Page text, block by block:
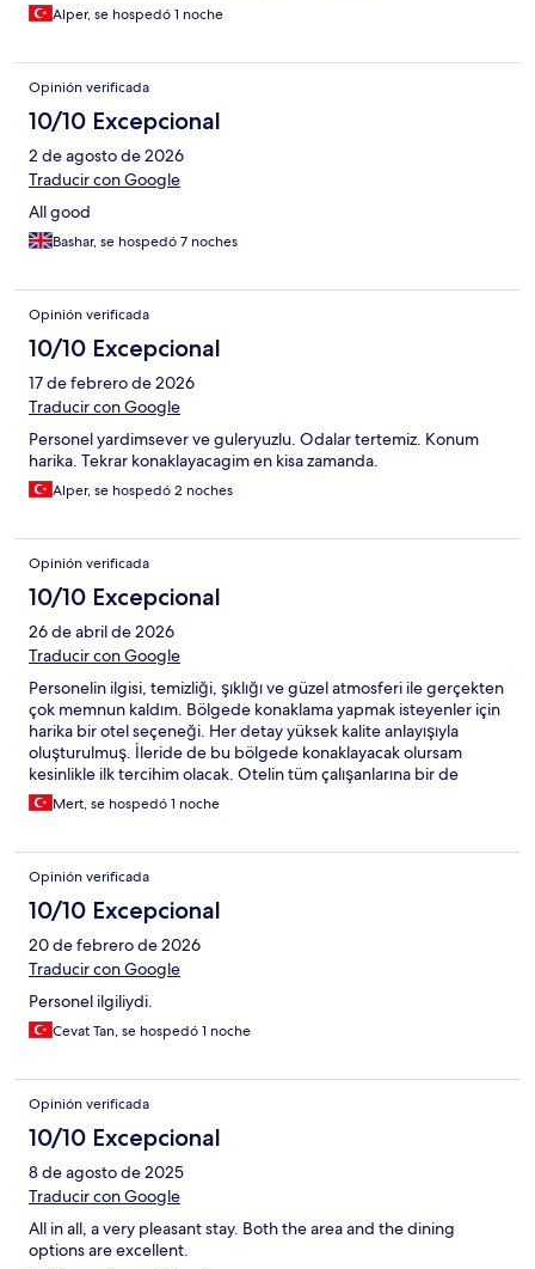
Alper, se hospedó 1 noche
Opinión verificada
10/10 Excepcional
2 de agosto de 2026
Traducir con Google
All good
Bashar, se hospedó 7 noches
Opinión verificada
10/10 Excepcional
17 de febrero de 2026
Traducir con Google
Personel yardimsever ve guleryuzlu. Odalar tertemiz. Konum
harika. Tekrar konaklayacagim en kisa zamanda.
Alper, se hospedó 2 noches
Opinión verificada
10/10 Excepcional
26 de abril de 2026
Traducir con Google
Personelin ilgisi, temizliği, şıklığı ve güzel atmosferi ile gerçekten
çok memnun kaldım. Bölgede konaklama yapmak isteyenler için
harika bir otel seçeneği. Her detay yüksek kalite anlayışıyla
oluşturulmuş. İleride de bu bölgede konaklayacak olursam
kesinlikle ilk tercihim olacak. Otelin tüm çalışanlarına bir de
buradan teşekkür ediyorum.
Mert, se hospedó 1 noche
Opinión verificada
10/10 Excepcional
20 de febrero de 2026
Traducir con Google
Personel ilgiliydi.
Cevat Tan, se hospedó 1 noche
Opinión verificada
10/10 Excepcional
8 de agosto de 2025
Traducir con Google
All in all, a very pleasant stay. Both the area and the dining
options are excellent.